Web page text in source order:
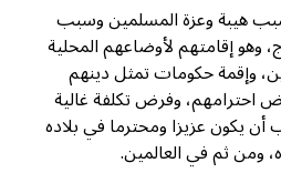
هيبة وعزة المسلمين وسبب
وهو إقامتهم لأوضاعهم المحلية
وإقمة حكومات تمثل دينهم
احترامهم، وفرض تكلفة غالية
أن يكون عزيزا ومحترما في بلاده
ومن ثم في العالمين.